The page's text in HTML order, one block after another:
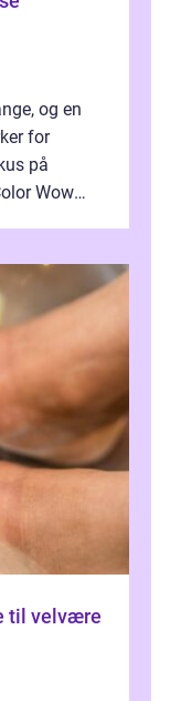
og en
for
på
Wow
til velvære